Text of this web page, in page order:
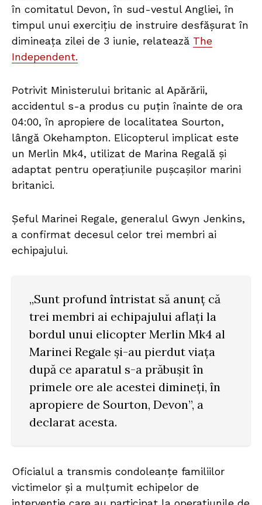
în comitatul Devon, în sud-vestul Angliei, în
timpul unui exercițiu de instruire desfășurat în
dimineața zilei de 3 iunie, relatează The
Independent.
Potrivit Ministerului britanic al Apărării,
accidentul s-a produs cu puțin înainte de ora
04:00, în apropiere de localitatea Sourton,
lângă Okehampton. Elicopterul implicat este
un Merlin Mk4, utilizat de Marina Regală și
adaptat pentru operațiunile pușcașilor marini
britanici.
Șeful Marinei Regale, generalul Gwyn Jenkins,
a confirmat decesul celor trei membri ai
echipajului.
„Sunt profund întristat să anunț că
trei membri ai echipajului aflați la
bordul unui elicopter Merlin Mk4 al
Marinei Regale și-au pierdut viața
după ce aparatul s-a prăbușit în
primele ore ale acestei dimineți, în
apropiere de Sourton, Devon”, a
declarat acesta.
Oficialul a transmis condoleanțe familiilor
victimelor și a mulțumit echipelor de